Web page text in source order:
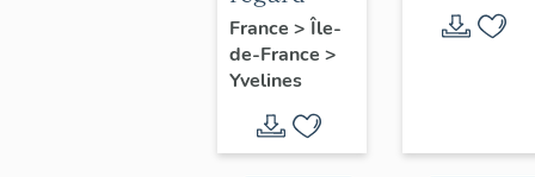
photographique
sur le
territoire
de Seine-
Aval
France > Île-
de-France >
Yvelines